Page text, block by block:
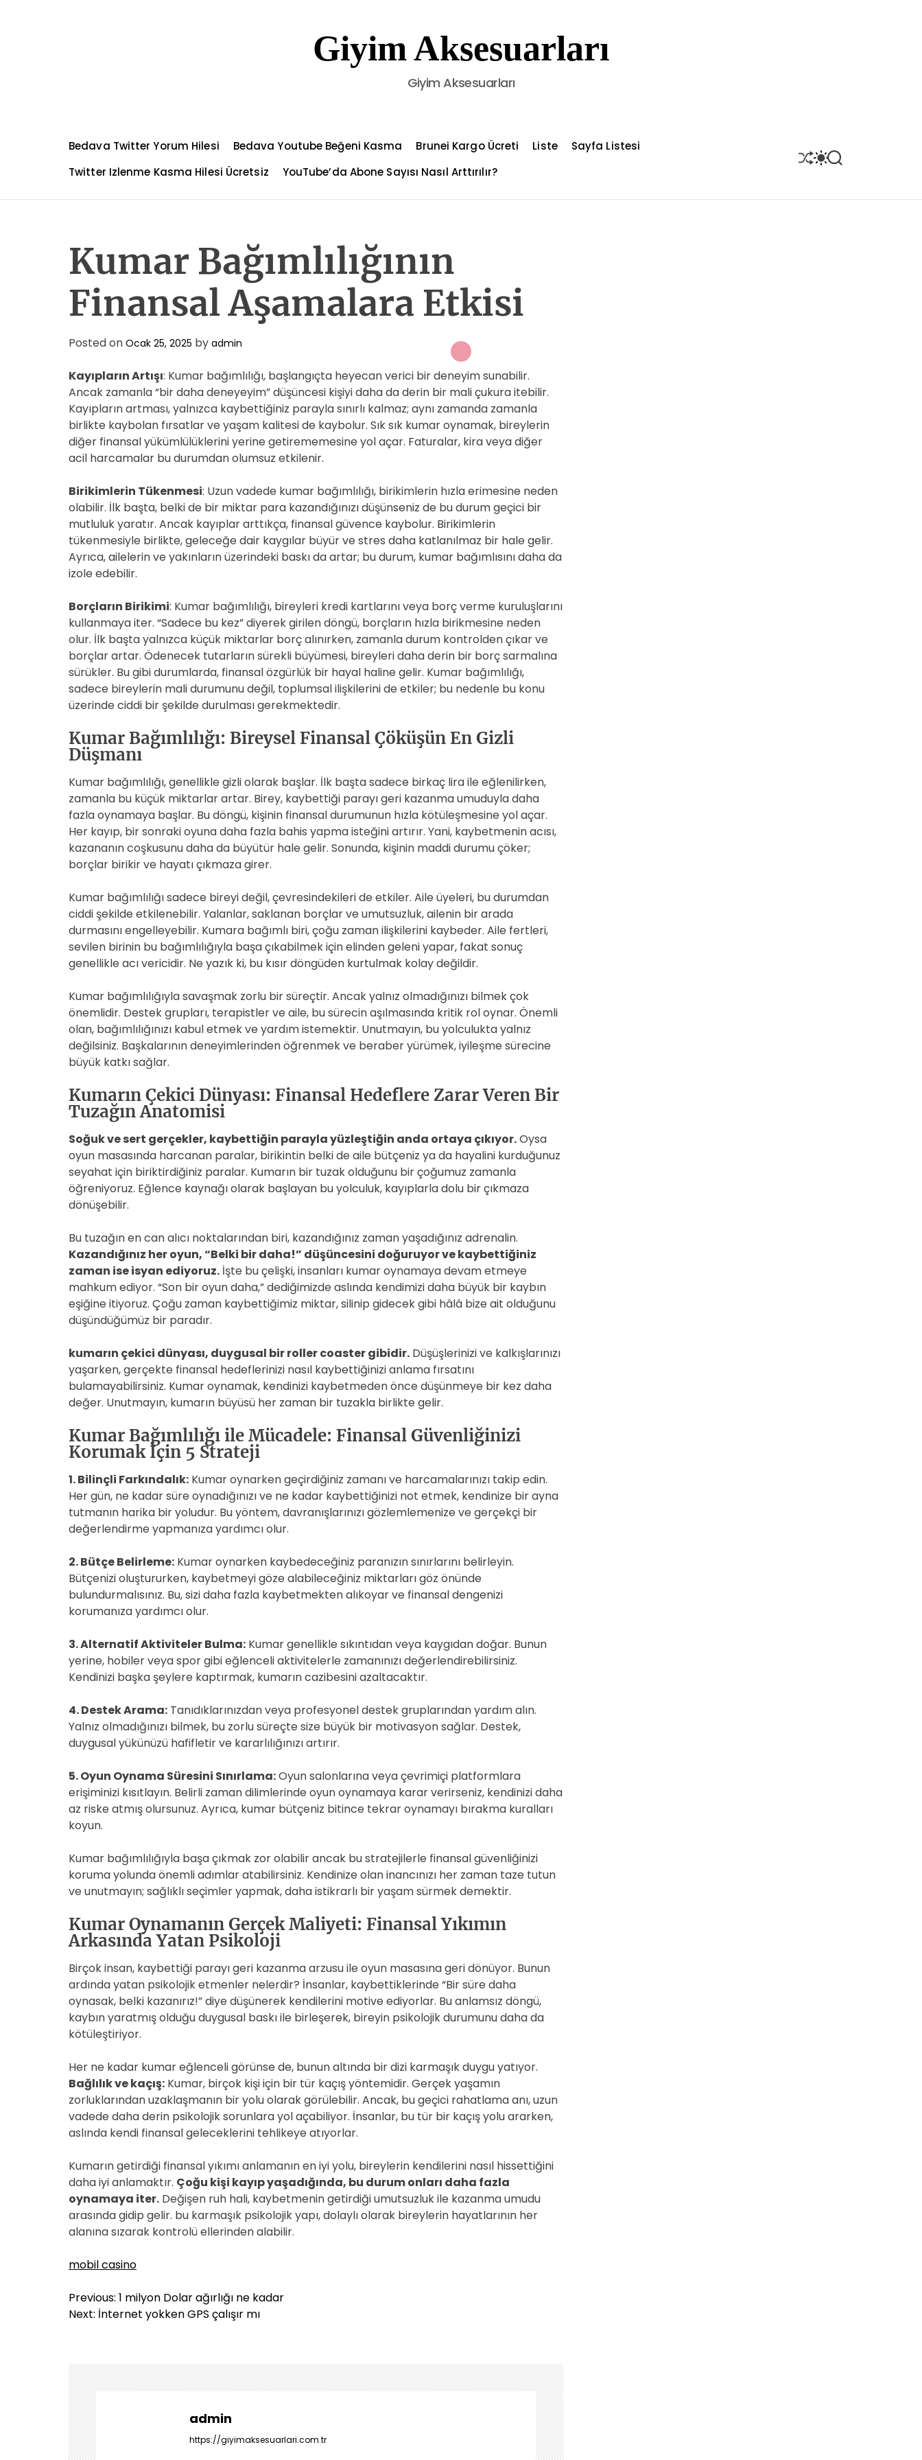
t
Giyim Aksesuarları
Giyim Aksesuarları
Bedava Twitter Yorum Hilesi Bedava Youtube Beğeni Kasma Brunei Kargo Ücreti Liste
Sayfa Listesi
Twitter Izlenme Kasma Hilesi Ücretsiz
YouTube’da Abone Sayısı Nasıl Arttırılır?
S
H
S
W
S
E
Kumar Bağımlılığının
Finansal Aşamalara Etkisi
Posted on Ocak 25, 2025 by admin
Kayıpların Artışı: Kumar bağımlılığı, başlangıçta heyecan verici bir deneyim sunabilir.
Ancak zamanla “bir daha deneyeyim” düşüncesi kişiyi daha da derin bir mali çukura itebilir.
Kayıpların artması, yalnızca kaybettiğiniz parayla sınırlı kalmaz; aynı zamanda zamanla
birlikte kaybolan fırsatlar ve yaşam kalitesi de kaybolur. Sık sık kumar oynamak, bireylerin
diğer finansal yükümlülüklerini yerine getirememesine yol açar. Faturalar, kira veya diğer
acil harcamalar bu durumdan olumsuz etkilenir.
Birikimlerin Tükenmesi: Uzun vadede kumar bağımlılığı, birikimlerin hızla erimesine neden
olabilir. İlk başta, belki de bir miktar para kazandığınızı düşünseniz de bu durum geçici bir
mutluluk yaratır. Ancak kayıplar arttıkça, finansal güvence kaybolur. Birikimlerin
tükenmesiyle birlikte, geleceğe dair kaygılar büyür ve stres daha katlanılmaz bir hale gelir.
Ayrıca, ailelerin ve yakınların üzerindeki baskı da artar; bu durum, kumar bağımlısını daha da
izole edebilir.
Borçların Birikimi: Kumar bağımlılığı, bireyleri kredi kartlarını veya borç verme kuruluşlarını
kullanmaya iter. “Sadece bu kez” diyerek girilen döngü, borçların hızla birikmesine neden
olur. İlk başta yalnızca küçük miktarlar borç alınırken, zamanla durum kontrolden çıkar ve
borçlar artar. Ödenecek tutarların sürekli büyümesi, bireyleri daha derin bir borç sarmalına
sürükler. Bu gibi durumlarda, finansal özgürlük bir hayal haline gelir. Kumar bağımlılığı,
sadece bireylerin mali durumunu değil, toplumsal ilişkilerini de etkiler; bu nedenle bu konu
üzerinde ciddi bir şekilde durulması gerekmektedir.
Kumar Bağımlılığı: Bireysel Finansal Çöküşün En Gizli
Düşmanı
Kumar bağımlılığı, genellikle gizli olarak başlar. İlk başta sadece birkaç lira ile eğlenilirken,
zamanla bu küçük miktarlar artar. Birey, kaybettiği parayı geri kazanma umuduyla daha
fazla oynamaya başlar. Bu döngü, kişinin finansal durumunun hızla kötüleşmesine yol açar.
Her kayıp, bir sonraki oyuna daha fazla bahis yapma isteğini artırır. Yani, kaybetmenin acısı,
kazananın coşkusunu daha da büyütür hale gelir. Sonunda, kişinin maddi durumu çöker;
borçlar birikir ve hayatı çıkmaza girer.
Kumar bağımlılığı sadece bireyi değil, çevresindekileri de etkiler. Aile üyeleri, bu durumdan
ciddi şekilde etkilenebilir. Yalanlar, saklanan borçlar ve umutsuzluk, ailenin bir arada
durmasını engelleyebilir. Kumara bağımlı biri, çoğu zaman ilişkilerini kaybeder. Aile fertleri,
sevilen birinin bu bağımlılığıyla başa çıkabilmek için elinden geleni yapar, fakat sonuç
genellikle acı vericidir. Ne yazık ki, bu kısır döngüden kurtulmak kolay değildir.
Kumar bağımlılığıyla savaşmak zorlu bir süreçtir. Ancak yalnız olmadığınızı bilmek çok
önemlidir. Destek grupları, terapistler ve aile, bu sürecin aşılmasında kritik rol oynar. Önemli
olan, bağımlılığınızı kabul etmek ve yardım istemektir. Unutmayın, bu yolculukta yalnız
değilsiniz. Başkalarının deneyimlerinden öğrenmek ve beraber yürümek, iyileşme sürecine
büyük katkı sağlar.
Kumarın Çekici Dünyası: Finansal Hedeflere Zarar Veren Bir
Tuzağın Anatomisi
Soğuk ve sert gerçekler, kaybettiğin parayla yüzleştiğin anda ortaya çıkıyor.Oysa
oyun masasında harcanan paralar, birikintin belki de aile bütçeniz ya da hayalini kurduğunuz
seyahat için biriktirdiğiniz paralar. Kumarın bir tuzak olduğunu bir çoğumuz zamanla
öğreniyoruz. Eğlence kaynağı olarak başlayan bu yolculuk, kayıplarla dolu bir çıkmaza
dönüşebilir.
Bu tuzağın en can alıcı noktalarından biri, kazandığınız zaman yaşadığınız adrenalin.
Kazandığınız her oyun, “Belki bir daha!” düşüncesini doğuruyor ve kaybettiğiniz
zaman ise isyan ediyoruz. İşte bu çelişki, insanları kumar oynamaya devam etmeye
mahkum ediyor. “Son bir oyun daha,” dediğimizde aslında kendimizi daha büyük bir kaybın
eşiğine itiyoruz. Çoğu zaman kaybettiğimiz miktar, silinip gidecek gibi hâlâ bize ait olduğunu
düşündüğümüz bir paradır.
kumarın çekici dünyası, duygusal bir roller coaster gibidir. Düşüşlerinizi ve kalkışlarınızı
yaşarken, gerçekte finansal hedeflerinizi nasıl kaybettiğinizi anlama fırsatını
bulamayabilirsiniz. Kumar oynamak, kendinizi kaybetmeden önce düşünmeye bir kez daha
değer. Unutmayın, kumarın büyüsü her zaman bir tuzakla birlikte gelir.
Kumar Bağımlılığı ile Mücadele: Finansal Güvenliğinizi
Korumak İçin 5 Strateji
1. Bilinçli Farkındalık: Kumar oynarken geçirdiğiniz zamanı ve harcamalarınızı takip edin.
Her gün, ne kadar süre oynadığınızı ve ne kadar kaybettiğinizi not etmek, kendinize bir ayna
tutmanın harika bir yoludur. Bu yöntem, davranışlarınızı gözlemlemenize ve gerçekçi bir
değerlendirme yapmanıza yardımcı olur.
2. Bütçe Belirleme: Kumar oynarken kaybedeceğiniz paranızın sınırlarını belirleyin.
Bütçenizi oluştururken, kaybetmeyi göze alabileceğiniz miktarları göz önünde
bulundurmalısınız. Bu, sizi daha fazla kaybetmekten alıkoyar ve finansal dengenizi
korumanıza yardımcı olur.
3. Alternatif Aktiviteler Bulma: Kumar genellikle sıkıntıdan veya kaygıdan doğar. Bunun
yerine, hobiler veya spor gibi eğlenceli aktivitelerle zamanınızı değerlendirebilirsiniz.
Kendinizi başka şeylere kaptırmak, kumarın cazibesini azaltacaktır.
4. Destek Arama: Tanıdıklarınızdan veya profesyonel destek gruplarından yardım alın.
Yalnız olmadığınızı bilmek, bu zorlu süreçte size büyük bir motivasyon sağlar. Destek,
duygusal yükünüzü hafifletir ve kararlılığınızı artırır.
5. Oyun Oynama Süresini Sınırlama:Oyun salonlarına veya çevrimiçi platformlara
erişiminizi kısıtlayın. Belirli zaman dilimlerinde oyun oynamaya karar verirseniz, kendinizi daha
az riske atmış olursunuz. Ayrıca, kumar bütçeniz bitince tekrar oynamayı bırakma kuralları
koyun.
Kumar bağımlılığıyla başa çıkmak zor olabilir ancak bu stratejilerle finansal güvenliğinizi
koruma yolunda önemli adımlar atabilirsiniz. Kendinize olan inancınızı her zaman taze tutun
ve unutmayın; sağlıklı seçimler yapmak, daha istikrarlı bir yaşam sürmek demektir.
Kumar Oynamanın Gerçek Maliyeti: Finansal Yıkımın
Arkasında Yatan Psikoloji
Birçok insan, kaybettiği parayı geri kazanma arzusu ile oyun masasına geri dönüyor. Bunun
ardında yatan psikolojik etmenler nelerdir? İnsanlar, kaybettiklerinde “Bir süre daha
oynasak, belki kazanırız!” diye düşünerek kendilerini motive ediyorlar. Bu anlamsız döngü,
kaybın yaratmış olduğu duygusal baskı ile birleşerek, bireyin psikolojik durumunu daha da
kötüleştiriyor.
Her ne kadar kumar eğlenceli görünse de, bunun altında bir dizi karmaşık duygu yatıyor.
Bağlılık ve kaçış: Kumar, birçok kişi için bir tür kaçış yöntemidir. Gerçek yaşamın
zorluklarından uzaklaşmanın bir yolu olarak görülebilir. Ancak, bu geçici rahatlama anı, uzun
vadede daha derin psikolojik sorunlara yol açabiliyor. İnsanlar, bu tür bir kaçış yolu ararken,
aslında kendi finansal geleceklerini tehlikeye atıyorlar.
Kumarın getirdiği finansal yıkımı anlamanın en iyi yolu, bireylerin kendilerini nasıl hissettiğini
daha iyi anlamaktır. Çoğu kişi kayıp yaşadığında, bu durum onları daha fazla
oynamaya iter. Değişen ruh hali, kaybetmenin getirdiği umutsuzluk ile kazanma umudu
arasında gidip gelir. bu karmaşık psikolojik yapı, dolaylı olarak bireylerin hayatlarının her
alanına sızarak kontrolü ellerinden alabilir.
mobil casino
Y
a
g
e
z
i
n
m
Previous: 1 milyon Dolar ağırlığı ne kadar
Next: İnternet yokken GPS çalışır mı
admin
https://giyimaksesuarlari.com.tr